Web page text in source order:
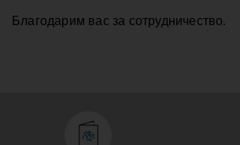
Благодарим вас за сотрудничество.